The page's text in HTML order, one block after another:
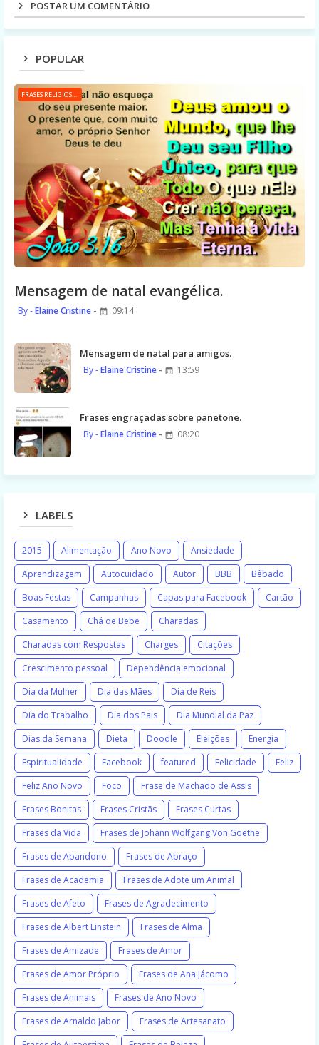
POSTAR UM COMENTÁRIO
POPULAR
FRASES RELIGIOSAS
Mensagem de natal evangélica.
Elaine Cristine 09:14
Mensagem de natal para amigos.
Elaine Cristine 13:59
Frases engraçadas sobre panetone.
Elaine Cristine 08:20
LABELS
2015 Alimentação Ano Novo
Ansiedade
Aprendizagem
Autocuidado Autor BBB
Bêbado
Boas Festas
Campanhas Capas para Facebook
Cartão
Casamento
Chá de Bebe
Charadas
Charadas com Respostas
Charges
Citações
Crescimento pessoal
Dependência emocional
Dia da Mulher
Dia das Mães
Dia de Reis
Dia do Trabalho
Dia dos Pais
Dia Mundial da Paz
Dias da Semana
Dieta Doodle Eleições
Energia
Espiritualidade
Facebook featured Felicidade
Feliz
Feliz Ano Novo
Foco
Frase de Machado de Assis
Frases Bonitas
Frases Cristãs
Frases Curtas
Frases da Vida
Frases de Johann Wolfgang Von Goethe
Frases de Abandono
Frases de Abraço
Frases de Academia
Frases de Adote um Animal
Frases de Afeto
Frases de Agradecimento
Frases de Albert Einstein
Frases de Alma
Frases de Amizade
Frases de Amor
Frases de Amor Próprio
Frases de Ana Jácomo
Frases de Animais
Frases de Ano Novo
Frases de Arnaldo Jabor
Frases de Artesanato